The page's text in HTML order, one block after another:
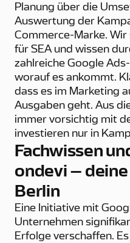
Planung über die
Auswertung der
Commerce-Marke.
für SEA und wissen
zahlreiche Google
worauf es ankommt.
dass es im Marketing
Ausgaben geht. Aus
immer vorsichtig mit
investieren nur in
Fachwissen
ondevi –
Berlin
Eine Initiative mit
Unternehmen
Erfolge verschaffen.